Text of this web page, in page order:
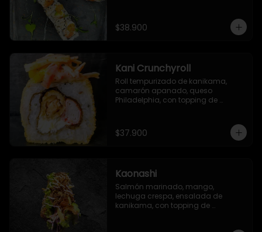
$38.900
Kani Crunchyroll
Roll tempurizado de kanikama,
camarón apanado, queso
Philadelphia, con topping de
chef
$37.900
Kaonashi
Salmón marinado, mango,
lechuga crespa, ensalada de
kanikama, con topping de